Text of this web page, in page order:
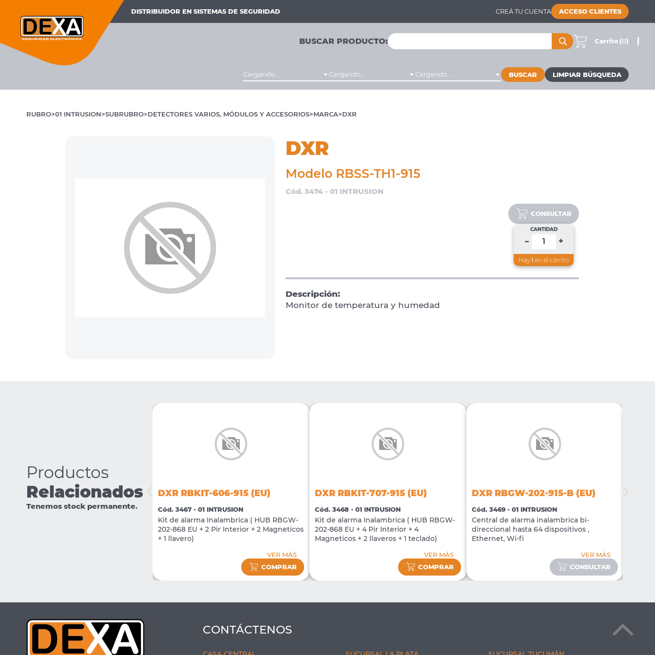
DISTRIBUIDOR EN SISTEMAS DE SEGURIDAD CREÁ TU CUENTA ACCESO CLIENTES
BUSCAR PRODUCTO: Carrito (0)
Cargando... Cargando... Cargando... BUSCAR
RUBRO 01 INTRUSION SUBRUBRO DETECTORES VARIOS, MÓDULOS Y ACCESORIOS MARCA DXR
DXR
Modelo RBSS-TH1-915
Cód. 3474 - 01 INTRUSION
CONSULTAR
CANTIDAD
– +
Hay1 en el carrito
Descripción:
Monitor de temperatura y humedad
Productos
Relacionados
Tenemos stock permanente.
DXR RBAD-PL1-915
DXR RBKIT-606-915 (EU)
Cód. 3467 - 01 INTRUSION
Kit de alarma Inalambrica ( HUB RBGW-
202-868 EU + 2 Pir Interior + 2 Magneticos
+ 1 llavero)
VER MÁS
COMPRAR
DXR RBKIT-707-915 (EU)
Cód. 3468 - 01 INTRUSION
Kit de alarma Inalambrica ( HUB RBGW-
202-868 EU + 4 Pir Interior + 4
Magneticos + 2 llaveros + 1 teclado)
VER MÁS
COMPRAR
DXR RBGW-202-915-B (EU)
Cód. 3469 - 01 INTRUSION
Central de alarma inalambrica bi-
direccional hasta 64 dispositivos ,
Ethernet, Wi-fi
VER MÁS
CONSULTAR
CONTÁCTENOS